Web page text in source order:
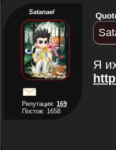
Satanael
Репутация:169
Постов: 1658
Я